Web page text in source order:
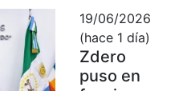
19/06/2026
(hace 1 día)
Zdero
puso en